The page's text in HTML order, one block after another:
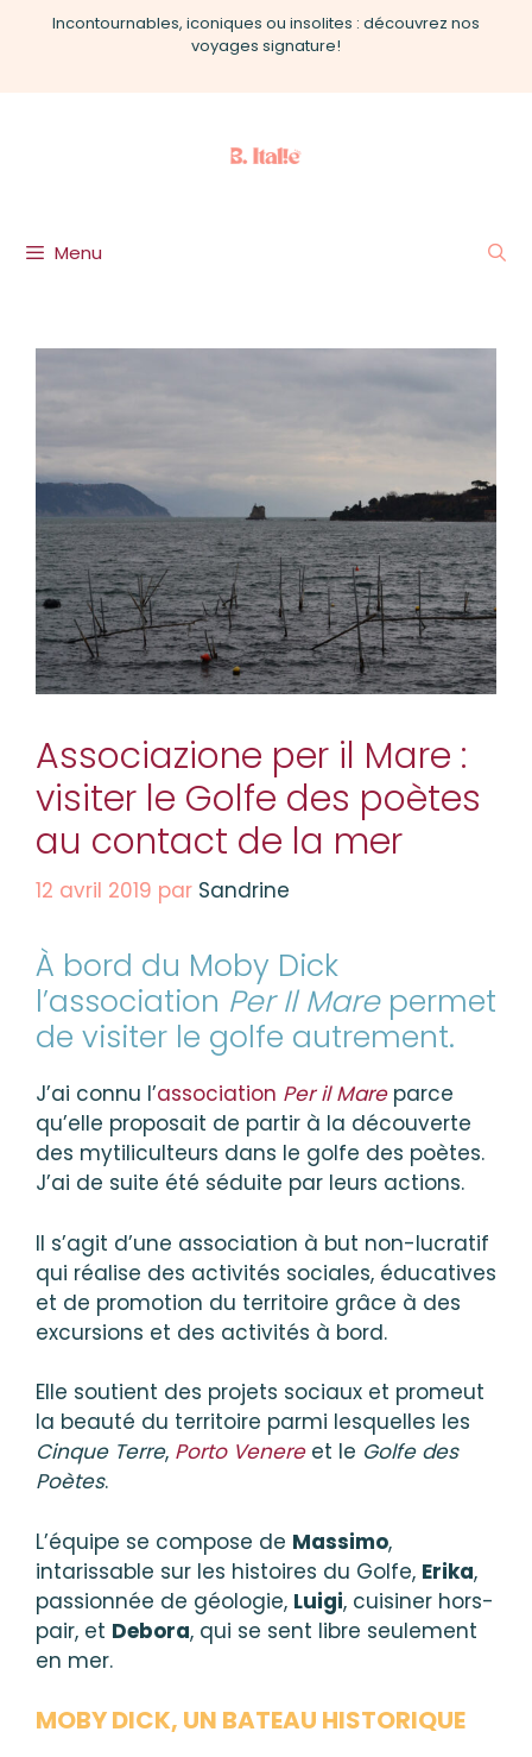
Incontournables, iconiques ou insolites : découvrez nos
voyages signature!
Menu
Associazione per il Mare :
visiter le Golfe des poètes
au contact de la mer
12 avril 2019 par Sandrine
À bord du Moby Dick
l’association Per Il Marepermet
de visiter le golfe autrement.
J’ai connu l’association Per il Mareparce
qu’elle proposait de partir à la découverte
des mytiliculteurs dans le golfe des poètes.
J’ai de suite été séduite par leurs actions.
Il s’agit d’une association à but non-lucratif
qui réalise des activités sociales, éducatives
et de promotion du territoire grâce à des
excursions et des activités à bord.
Elle soutient des projets sociaux et promeut
la beauté du territoire parmi lesquelles les
Cinque Terre, Porto Venereet le Golfe des
Poètes.
L’équipe se compose de Massimo,
intarissable sur les histoires du Golfe, Erika,
passionnée de géologie, Luigi, cuisiner hors-
pair, et Debora, qui se sent libre seulement
en mer.
MOBY DICK, UN BATEAU HISTORIQUE